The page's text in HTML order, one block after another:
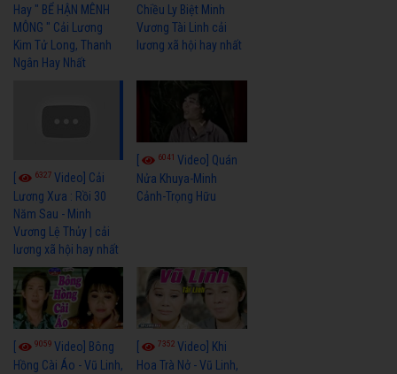
Hay " BỂ HẬN MÊNH
MÔNG " Cải Lương
Kim Tử Long, Thanh
Ngân Hay Nhất
Chiều Ly Biệt Minh
Vương Tài Linh cải
lương xã hội hay nhất
6327 Video] Cải
Lương Xưa : Rồi 30
Năm Sau - Minh
Vương Lệ Thủy | cải
lương xã hội hay nhất
6041Video] Quán
Nửa Khuya-Minh
Cảnh-Trọng Hữu
9059 Video] Bông
Hồng Cài Áo - Vũ Linh,
7352Video] Khi
Hoa Trà Nở - Vũ Linh,